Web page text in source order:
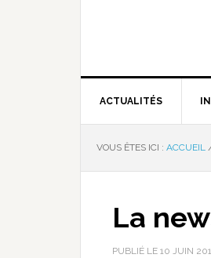
ACTUALITÉS
VOUS ÊTES ICI : ACCUEIL
La
PUBLIÉ LE 10 JUIN